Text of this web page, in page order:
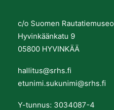
c/o Suomen Rautatiemuseo
Hyvinkäänkatu 9
05800 HYVINKÄÄ
hallitus@srhs.fi
etunimi.sukunimi@srhs.fi
Y-tunnus: 3034087-4